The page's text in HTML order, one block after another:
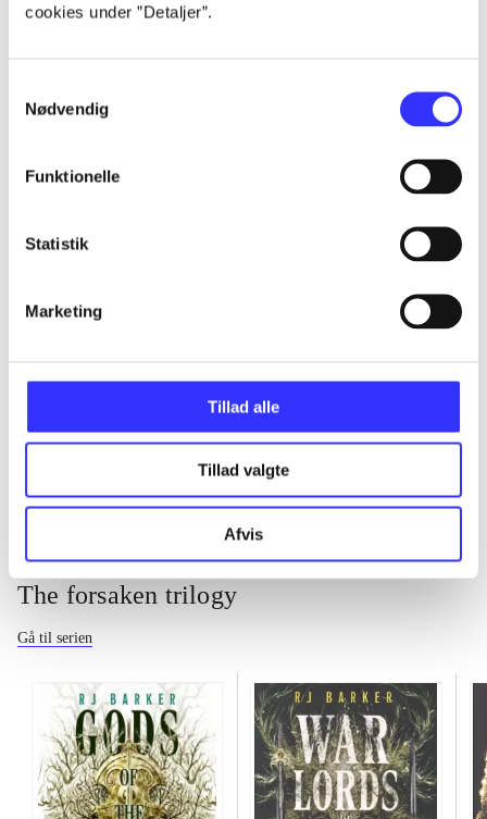
cookies under ”Detaljer”.
Nødvendig
Funktionelle
Statistik
Marketing
Tillad alle
Tillad valgte
Afvis
...
The forsaken trilogy
Gå til serien